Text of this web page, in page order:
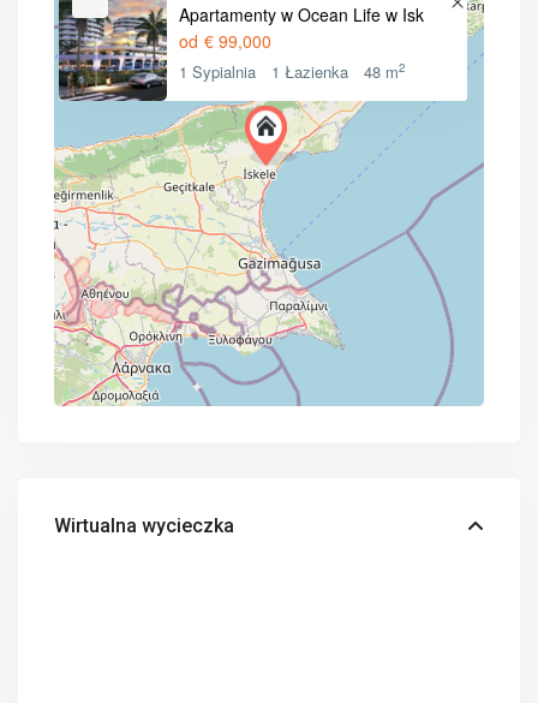
Apartamenty w Ocean Life w Isk
od € 99,000
1 Sypialnia 1 Łazienka 48 m2
Wirtualna wycieczka